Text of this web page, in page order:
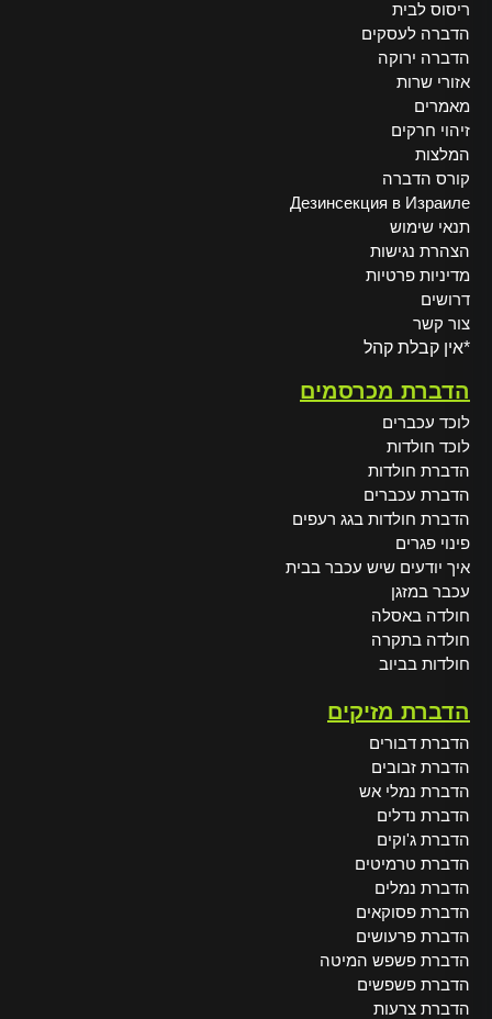
ריסוס לבית
הדברה לעסקים
הדברה ירוקה
אזורי שרות
מאמרים
זיהוי חרקים
המלצות
קורס הדברה
Дезинсекция в Израиле
תנאי שימוש
הצהרת נגישות
מדיניות פרטיות
דרושים
צור קשר
*אין קבלת קהל
הדברת מכרסמים
לוכד עכברים
לוכד חולדות
הדברת חולדות
הדברת עכברים
הדברת חולדות בגג רעפים
פינוי פגרים
איך יודעים שיש עכבר בבית
עכבר במזגן
חולדה באסלה
חולדה בתקרה
חולדות בביוב
הדברת מזיקים
הדברת דבורים
הדברת זבובים
הדברת נמלי אש
הדברת נדלים
הדברת ג'וקים
הדברת טרמיטים
הדברת נמלים
הדברת פסוקאים
הדברת פרעושים
הדברת פשפש המיטה
הדברת פשפשים
הדברת צרעות